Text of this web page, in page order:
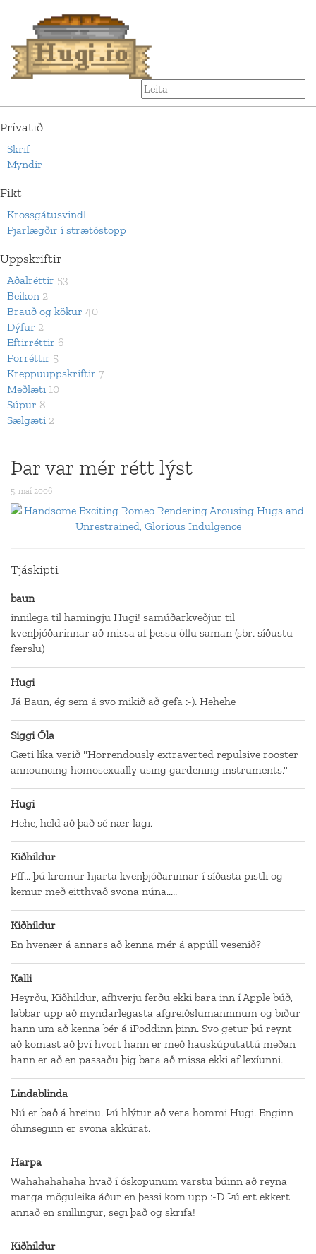
Prívatið
Skrif
Myndir
Fikt
Krossgátusvindl
Fjarlægðir í strætóstopp
Uppskriftir
Aðalréttir 53
Beikon 2
Brauð og kökur 40
Dýfur 2
Eftirréttir 6
Forréttir 5
Kreppuuppskriftir 7
Meðlæti 10
Súpur 8
Sælgæti 2
Þar var mér rétt lýst
5. maí 2006
Tjáskipti
baun
innilega til hamingju Hugi! samúðarkveðjur til
kvenþjóðarinnar að missa af þessu öllu saman (sbr. síðustu
færslu)
Hugi
Já Baun, ég sem á svo mikið að gefa :-). Hehehe
Siggi Óla
Gæti líka verið "Horrendously extraverted repulsive rooster
announcing homosexually using gardening instruments."
Hugi
Hehe, held að það sé nær lagi.
Kiðhildur
Pff... þú kremur hjarta kvenþjóðarinnar í síðasta pistli og
kemur með eitthvað svona núna.....
Kiðhildur
En hvenær á annars að kenna mér á appúll vesenið?
Kalli
Heyrðu, Kiðhildur, afhverju ferðu ekki bara inn í Apple búð,
labbar upp að myndarlegasta afgreiðslumanninum og biður
hann um að kenna þér á iPoddinn þinn. Svo getur þú reynt
að komast að því hvort hann er með hauskúputattú meðan
hann er að en passaðu þig bara að missa ekki af lexíunni.
Lindablinda
Nú er það á hreinu. Þú hlýtur að vera hommi Hugi. Enginn
óhinseginn er svona akkúrat.
Harpa
Wahahahahaha hvað í ósköpunum varstu búinn að reyna
marga möguleika áður en þessi kom upp :-D Þú ert ekkert
annað en snillingur, segi það og skrifa!
Kiðhildur